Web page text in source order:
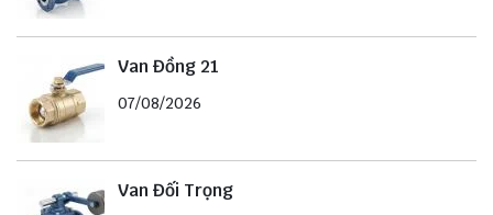
Van Đồng 21
07/08/2026
Van Đối Trọng